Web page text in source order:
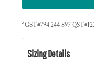
*GST#794 244 897
Sizing Details